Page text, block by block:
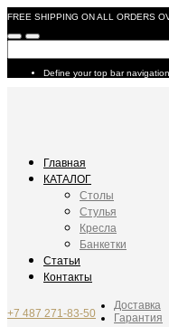
FREE SHIPPING ON ALL ORDERS
Define your top bar navigation.
Главная
КАТАЛОГ
Столы
Стулья
Кресла
Банкетки
Статьи
Контакты
+7 487 271-83-50
Доставка
Гарантия